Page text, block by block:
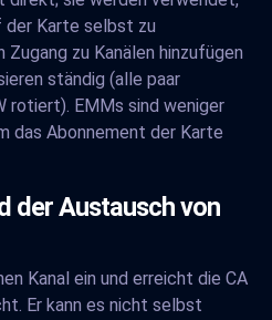
der Karte selbst zu
zu Kanälen hinzufügen
ständig (alle paar
rotiert). EMMs sind weniger
das Abonnement der Karte
der Austausch von
Kanal ein und erreicht die CA
Er kann es nicht selbst